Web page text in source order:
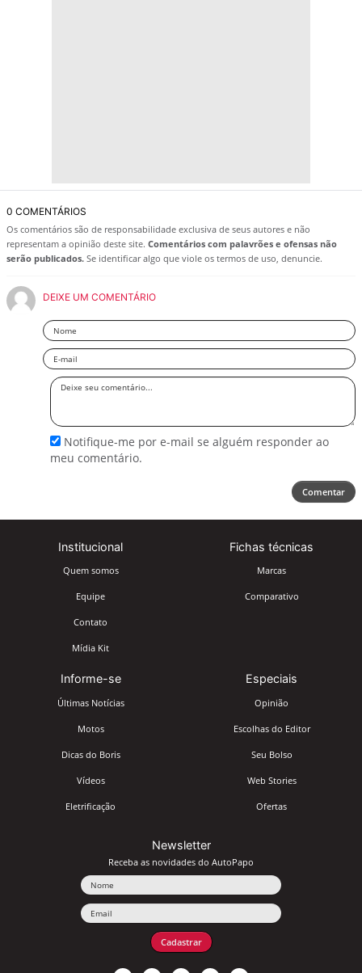
0 COMENTÁRIOS
Os comentários são de responsabilidade exclusiva de seus autores e não
representam a opinião deste site. Comentários com palavrões e ofensas não
serão publicados. Se identificar algo que viole os termos de uso, denuncie.
DEIXE UM COMENTÁRIO
Nome
Email
Deixe
Notifique-me por e-mail se alguém responder ao
meu comentário.
Comentar
Institucional
Quem somos
Equipe
Contato
Mídia Kit
Fichas técnicas
Marcas
Comparativo
Informe-se
Últimas Notícias
Motos
Dicas do Boris
Vídeos
Eletrificação
Especiais
Opinião
Escolhas do Editor
Seu Bolso
Web Stories
Ofertas
Newsletter
Receba as novidades do AutoPapo
Cadastrar